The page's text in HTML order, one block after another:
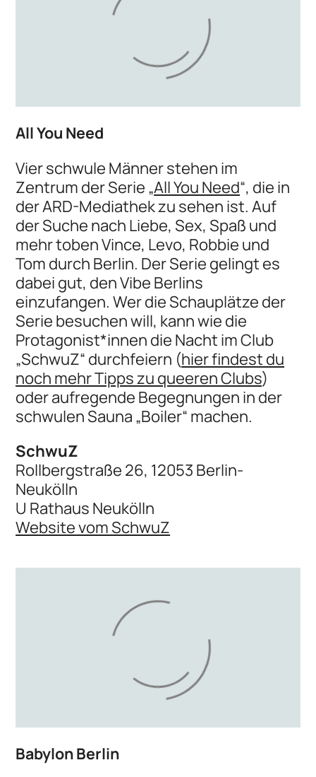
All You Need
Vier schwule Männer stehen im
Zentrum der Serie „All You Need“, die in
der ARD-Mediathek zu sehen ist. Auf
der Suche nach Liebe, Sex, Spaß und
mehr toben Vince, Levo, Robbie und
Tom durch Berlin. Der Serie gelingt es
dabei gut, den Vibe Berlins
einzufangen. Wer die Schauplätze der
Serie besuchen will, kann wie die
Protagonist*innen die Nacht im Club
„SchwuZ“ durchfeiern (hier findest du
noch mehr Tipps zu queeren Clubs)
oder aufregende Begegnungen in der
schwulen Sauna „Boiler“ machen.
SchwuZ
Rollbergstraße 26, 12053 Berlin-
Neukölln
U Rathaus Neukölln
Website vom SchwuZ
Babylon Berlin